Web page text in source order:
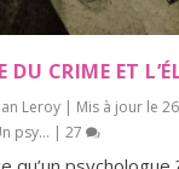
DU CRIME ET
Leroy | Mis à jour le
psy... |27